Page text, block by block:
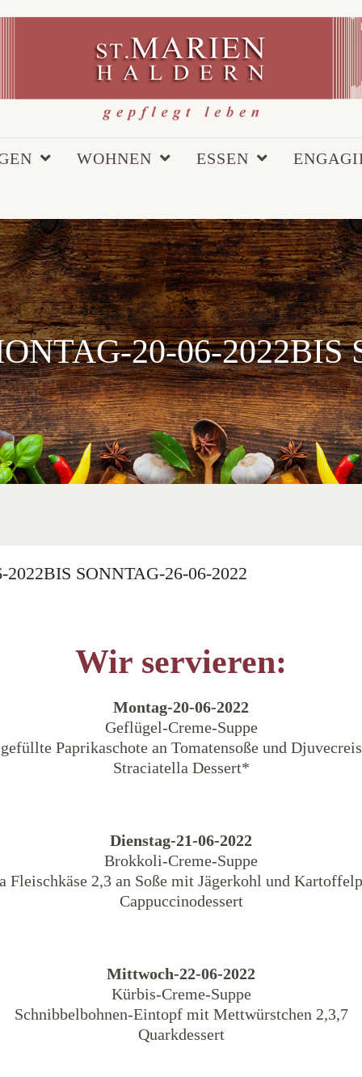
WOHNEN ESSEN
20-06-2022BIS
SONNTAG-26-06-2022
Wir servieren:
Montag-20-06-2022
Geflügel-Creme-Suppe
gefüllte Paprikaschote an Tomatensoße und Djuvecreis
Straciatella Dessert*
Dienstag-21-06-2022
Brokkoli-Creme-Suppe
Fleischkäse 2,3 an Soße mit Jägerkohl und
Cappuccinodessert
Mittwoch-22-06-2022
Kürbis-Creme-Suppe
Schnibbelbohnen-Eintopf mit Mettwürstchen 2,3,7
Quarkdessert